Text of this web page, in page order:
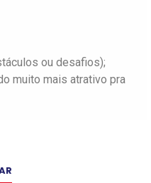
ou desafios);
muito mais atrativo pra